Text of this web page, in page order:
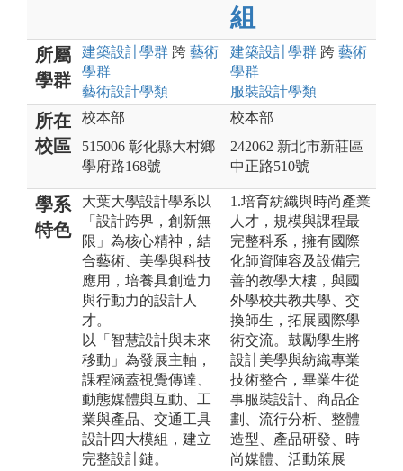
組
所屬
學群
建築設計學群 跨 藝術
學群
藝術設計學類
建築設計學群 跨 藝術
學群
服裝設計學類
所在
校區
校本部
515006 彰化縣大村鄉
學府路168號
校本部
242062 新北市新莊區
中正路510號
學系
特色
大葉大學設計學系以
「設計跨界，創新無
限」為核心精神，結
合藝術、美學與科技
應用，培養具創造力
與行動力的設計人
才。
以「智慧設計與未來
移動」為發展主軸，
課程涵蓋視覺傳達、
動態媒體與互動、工
業與產品、交通工具
設計四大模組，建立
完整設計鏈。
1.培育紡織與時尚產業
人才，規模與課程最
完整科系，擁有國際
化師資陣容及設備完
善的教學大樓，與國
外學校共教共學、交
換師生，拓展國際學
術交流。鼓勵學生將
設計美學與紡織專業
技術整合，畢業生從
事服裝設計、商品企
劃、流行分析、整體
造型、產品研發、時
尚媒體、活動策展